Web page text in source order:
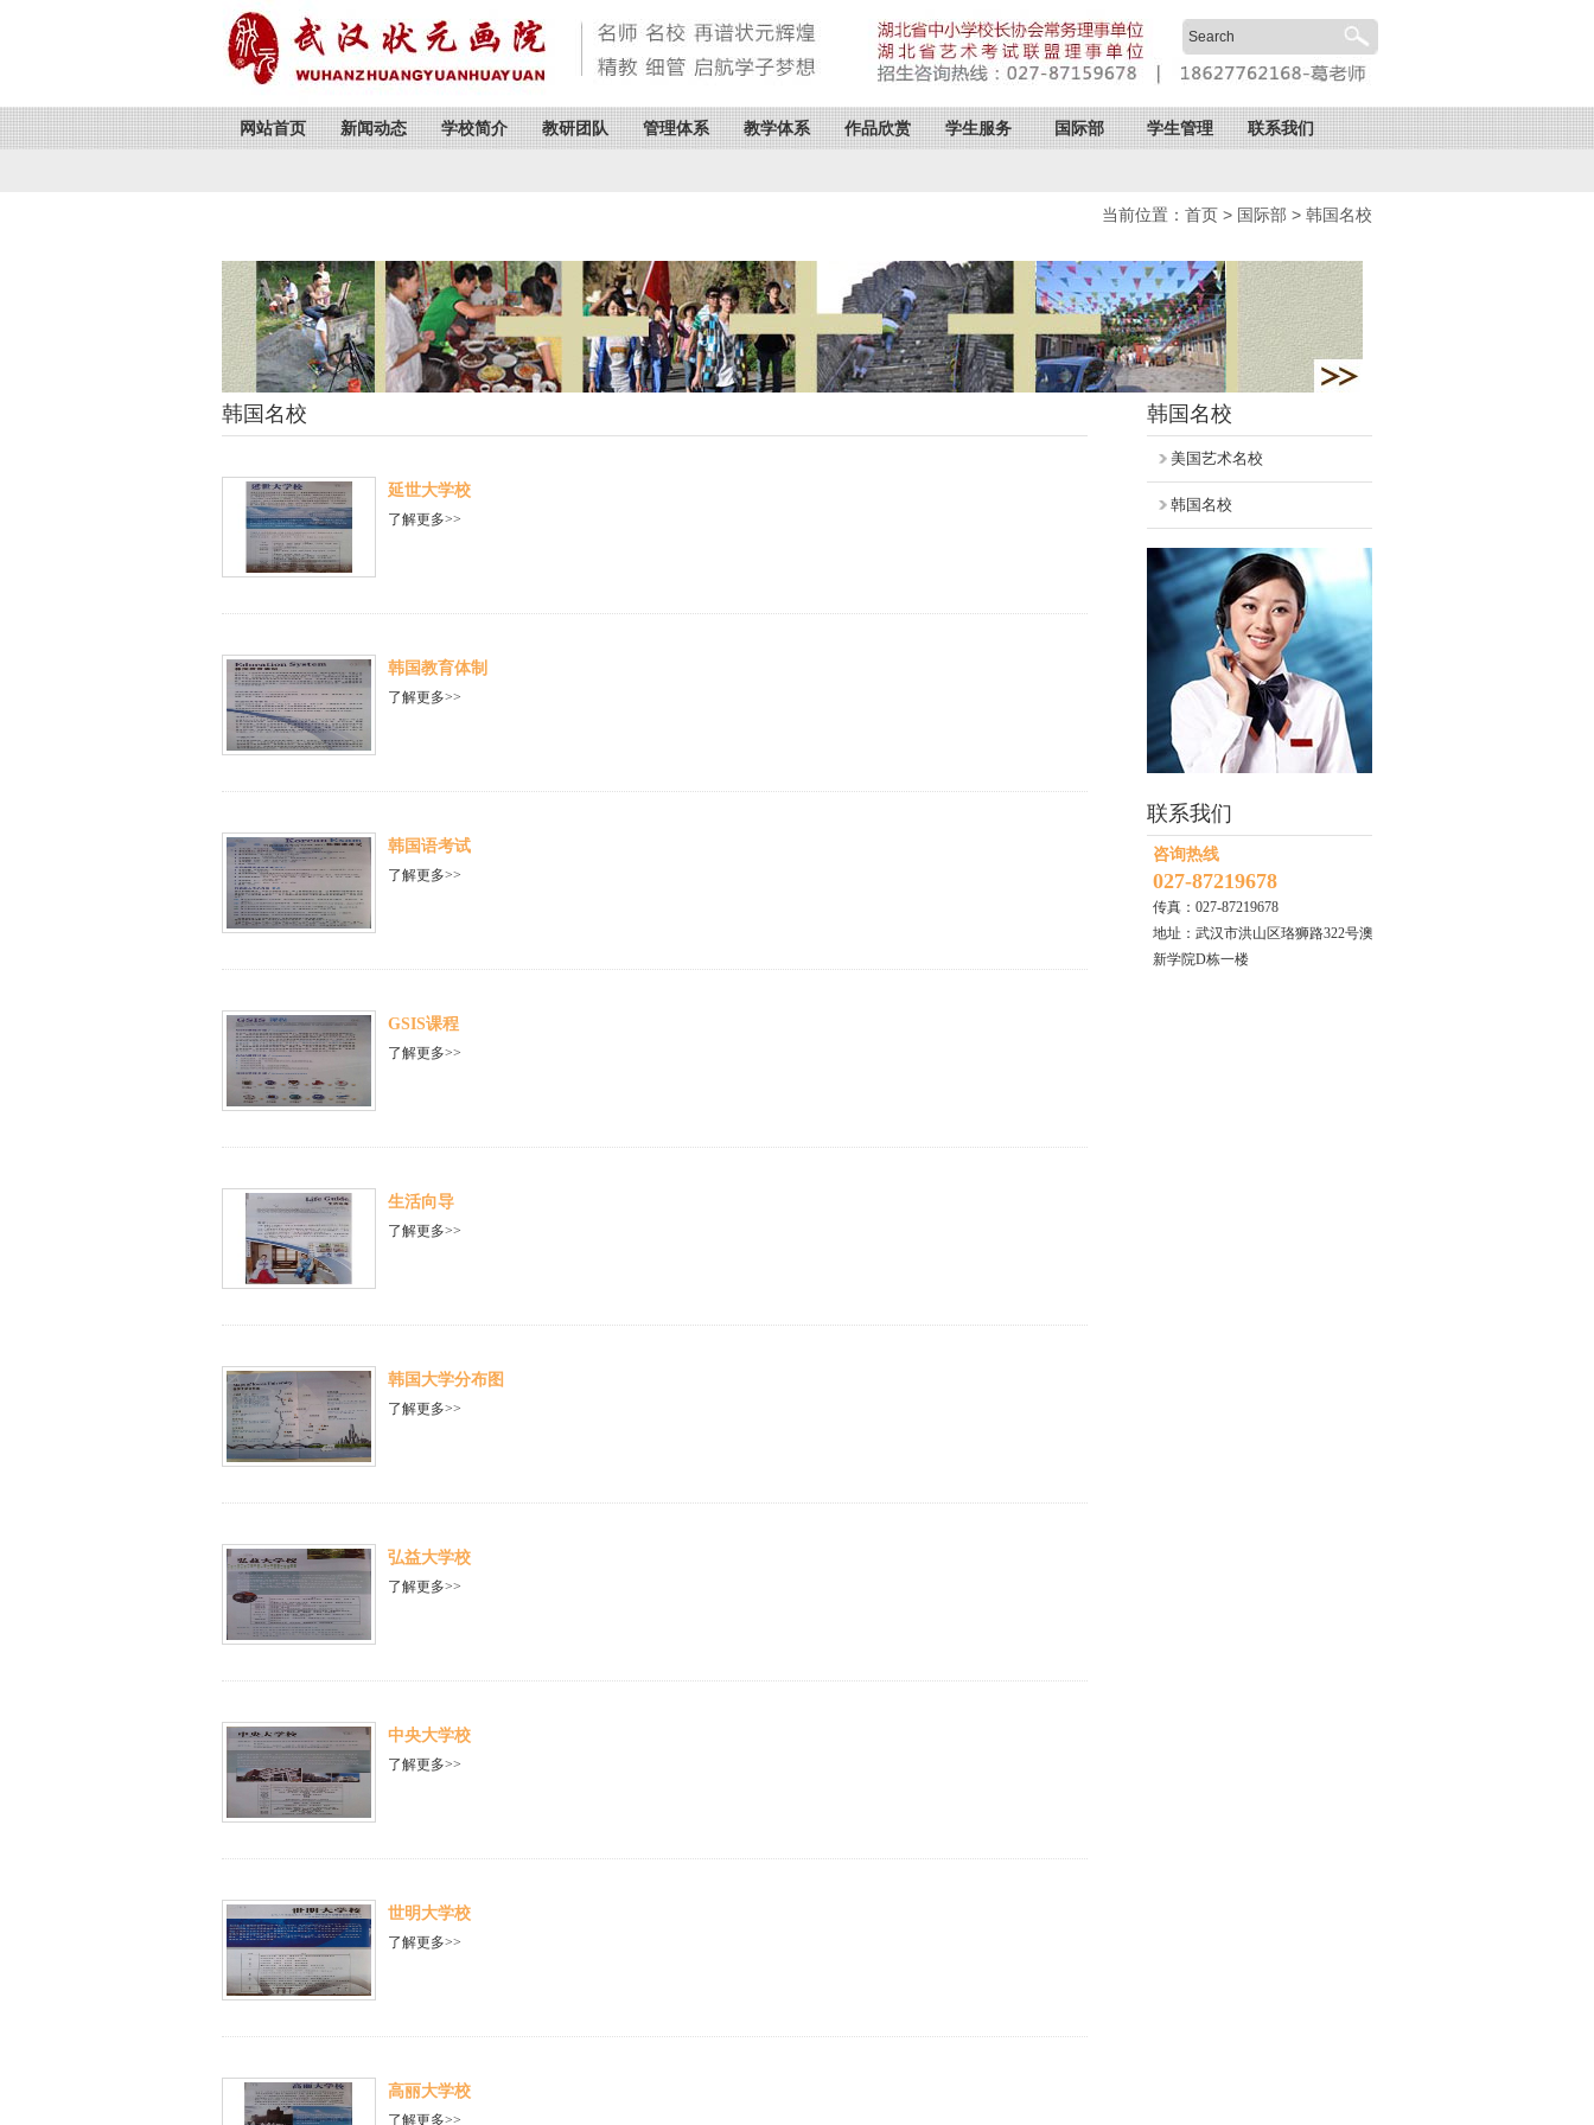
网站首页 新闻动态 学校简介 教研团队 管理体系 教学体系 作品欣赏 学生服务 国际部 学生管理 联系我们
当前位置： 首页 > 国际部 > 韩国名校
韩国名校
延世大学校
了解更多>>
韩国教育体制
了解更多>>
韩国语考试
了解更多>>
GSIS课程
了解更多>>
生活向导
了解更多>>
韩国大学分布图
了解更多>>
弘益大学校
了解更多>>
中央大学校
了解更多>>
世明大学校
了解更多>>
高丽大学校
了解更多>>
韩国名校
美国艺术名校
韩国名校
联系我们
咨询热线
027-87219678
传真：027-87219678
地址：武汉市洪山区珞狮路322号澳
新学院D栋一楼